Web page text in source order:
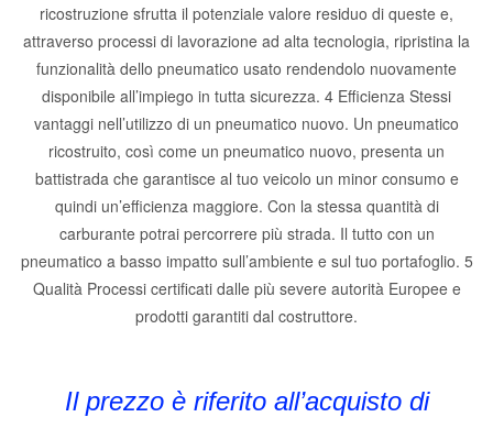
ricostruzione sfrutta il potenziale valore residuo di queste e,
attraverso processi di lavorazione ad alta tecnologia, ripristina la
funzionalità dello pneumatico usato rendendolo nuovamente
disponibile all’impiego in tutta sicurezza. 4 Efficienza Stessi
vantaggi nell’utilizzo di un pneumatico nuovo. Un pneumatico
ricostruito, così come un pneumatico nuovo, presenta un
battistrada che garantisce al tuo veicolo un minor consumo e
quindi un’efficienza maggiore. Con la stessa quantità di
carburante potrai percorrere più strada. Il tutto con un
pneumatico a basso impatto sull’ambiente e sul tuo portafoglio. 5
Qualità Processi certificati dalle più severe autorità Europee e
prodotti garantiti dal costruttore.
Il prezzo è riferito all’acquisto di